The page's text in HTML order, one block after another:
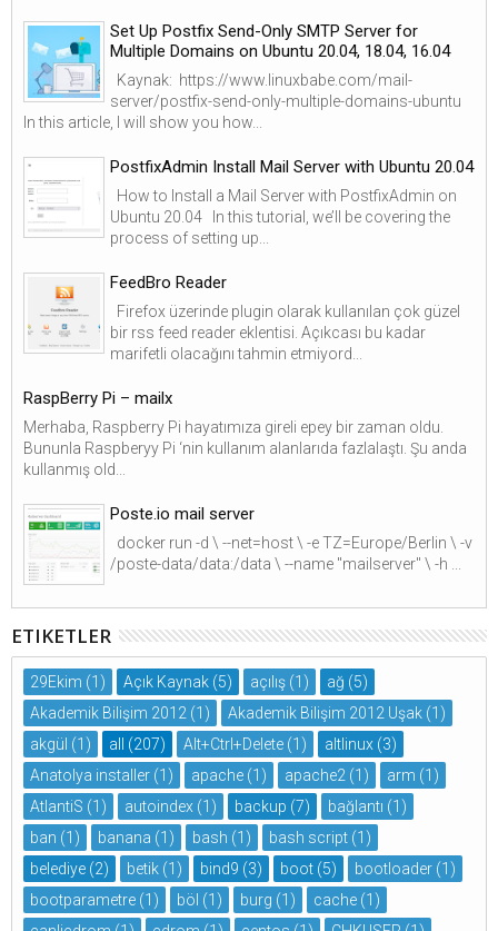
Set Up Postfix Send-Only SMTP Server for
Multiple Domains on Ubuntu 20.04, 18.04, 16.04
Kaynak: https://www.linuxbabe.com/mail-
server/postfix-send-only-multiple-domains-ubuntu
In this article, I will show you how...
PostfixAdmin Install Mail Server with Ubuntu 20.04
How to Install a Mail Server with PostfixAdmin on
Ubuntu 20.04 In this tutorial, we’ll be covering the
process of setting up...
FeedBro Reader
Firefox üzerinde plugin olarak kullanılan çok güzel
bir rss feed reader eklentisi. Açıkcası bu kadar
marifetli olacağını tahmin etmiyord...
RaspBerry Pi – mailx
Merhaba, Raspberry Pi hayatımıza gireli epey bir zaman oldu.
Bununla Raspberyy Pi ‘nin kullanım alanlarıda fazlalaştı. Şu anda
kullanmış old...
Poste.io mail server
docker run -d \ --net=host \ -e TZ=Europe/Berlin \ -v
/poste-data/data:/data \ --name "mailserver" \ -h ...
ETIKETLER
29Ekim (1) Açık Kaynak (5) açılış (1) ağ (5)
Akademik Bilişim 2012 (1) Akademik Bilişim 2012 Uşak (1)
akgül (1) all (207) Alt+Ctrl+Delete (1) altlinux (3)
Anatolya installer (1) apache (1) apache2 (1) arm (1)
AtlantiS (1) autoindex (1) backup (7) bağlantı (1)
ban (1) banana (1) bash (1) bash script (1)
belediye (2) betik (1) bind9 (3) boot (5) bootloader (1)
bootparametre (1) böl (1) burg (1) cache (1)